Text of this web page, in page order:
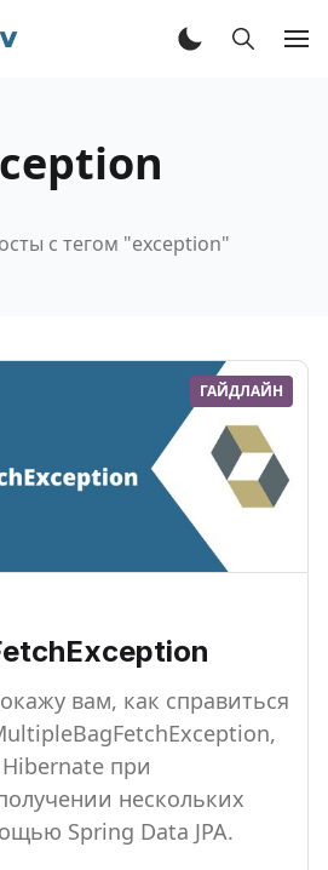
с тегом "exception"
ГАЙДЛАЙН
вам, как справиться
при
нескольких
Spring Data JPA.